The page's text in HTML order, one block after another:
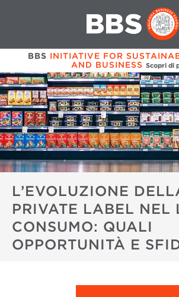
BBS INITIATIVE FOR
AND BUSINESS Scopri di
L’EVOLUZIONE
PRIVATE LABEL NEL
CONSUMO: QUALI
OPPORTUNITÀ E